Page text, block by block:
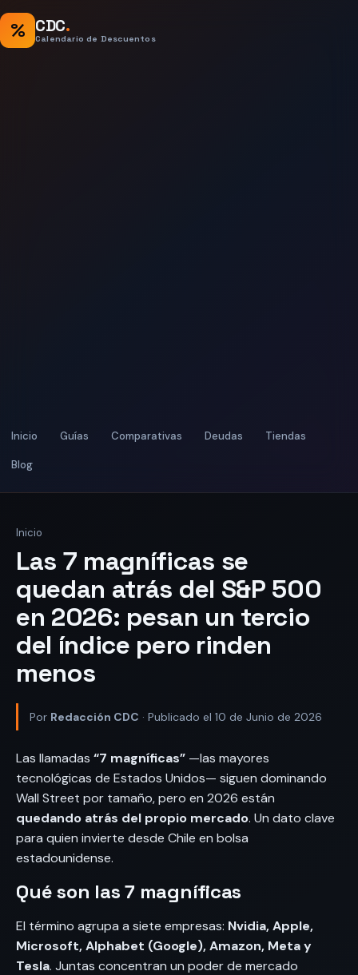
% CDC.
Calendario de Descuentos
Inicio Guías Comparativas Deudas Tiendas
Blog
Inicio
Las 7 magníficas se
quedan atrás del S&P 500
en 2026: pesan un tercio
del índice pero rinden
menos
Por Redacción CDC · Publicado el 10 de Junio de 2026
Las llamadas “7 magníficas” —las mayores
tecnológicas de Estados Unidos— siguen dominando
Wall Street por tamaño, pero en 2026 están
quedando atrás del propio mercado. Un dato clave
para quien invierte desde Chile en bolsa
estadounidense.
Qué son las 7 magníficas
El término agrupa a siete empresas: Nvidia, Apple,
Microsoft, Alphabet (Google), Amazon, Meta y
Tesla. Juntas concentran un poder de mercado